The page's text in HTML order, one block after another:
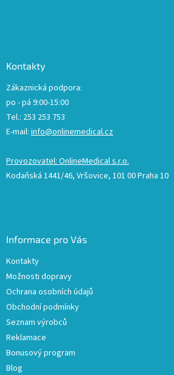
Kontakty
Zákaznická podpora:
po - pá 9:00-15:00
Tel.: 253 253 753
E-mail: info@onlinemedical.cz
Provozovatel: OnlineMedical s.r.o.
Kodaňská 1441/46, Vršovice, 101 00 Praha 10
Informace pro Vás
Kontakty
Možnosti dopravy
Ochrana osobních údajů
Obchodní podmínky
Seznam výrobců
Reklamace
Bonusový program
Blog